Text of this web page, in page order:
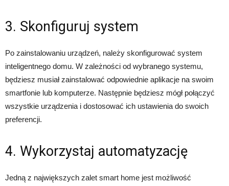
3. Skonfiguruj system
Po zainstalowaniu urządzeń, należy skonfigurować system
inteligentnego domu. W zależności od wybranego systemu,
będziesz musiał zainstalować odpowiednie aplikacje na swoim
smartfonie lub komputerze. Następnie będziesz mógł połączyć
wszystkie urządzenia i dostosować ich ustawienia do swoich
preferencji.
4. Wykorzystaj automatyzację
Jedną z największych zalet smart home jest możliwość